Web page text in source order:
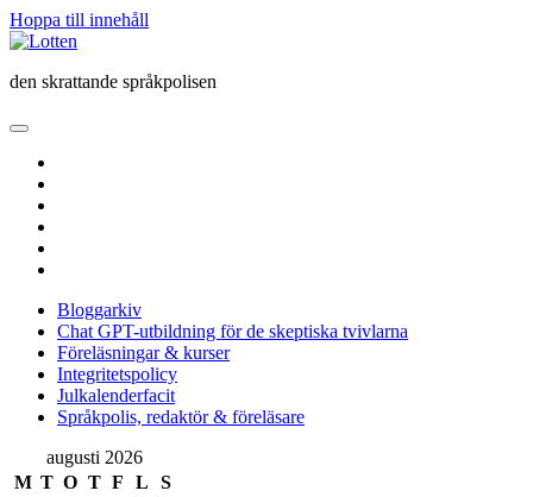
Hoppa till innehåll
Lotten
den skrattande språkpolisen
öppna
meny
Bloggarkiv
Chat GPT-utbildning för de skeptiska tvivlarna
Föreläsningar & kurser
Integritetspolicy
Julkalenderfacit
Språkpolis, redaktör & föreläsare
Sidopanel
augusti 2026
M T O T F L
S